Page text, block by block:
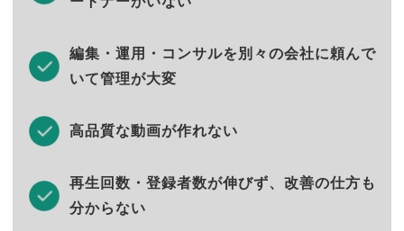
編集・運用・コンサルを別々の会社に頼んで
いて管理が大変
高品質な動画が作れない
再生回数・登録者数が伸びず、改善の仕方も
分からない